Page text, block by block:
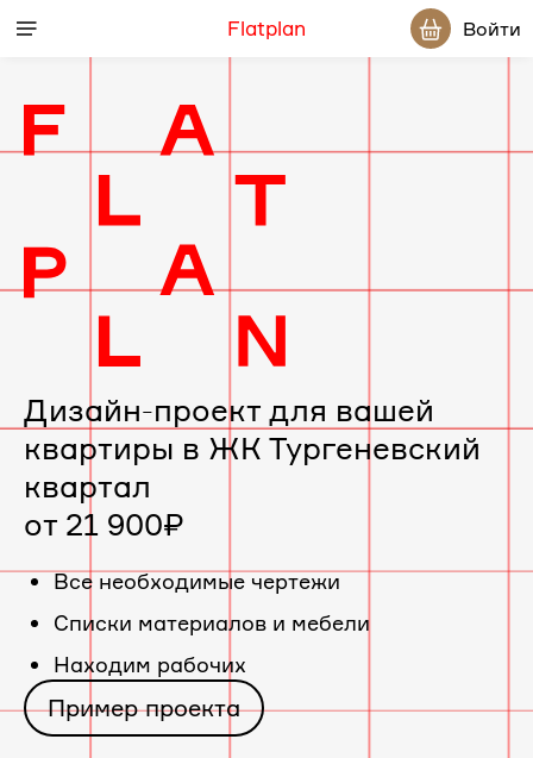
Flatplan Войти
Дизайн-
проект
интерьера
для
вашей
квартиры
в
«ЖК
Тургеневский
квартал»
Дизайн-проект для вашей
квартиры в ЖК Тургеневский
квартал
от 21 900₽
Все необходимые чертежи
Cписки материалов и мебели
Находим рабочих
Пример проекта